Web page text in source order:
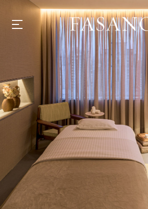
GASTRONOMIA
HOTÉIS
EXPERIENCIAS
EVENTOS
VILLAS
TIENDA | SELEZIONE
DESCUBRIR
WHAT'S COOKING
CORRIERE
HISTORIA
SOSTENIBILIDAD
CONTACTO